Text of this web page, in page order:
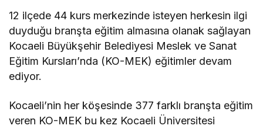
12 ilçede 44 kurs merkezinde isteyen herkesin ilgi
duyduğu branşta eğitim almasına olanak sağlayan
Kocaeli Büyükşehir Belediyesi Meslek ve Sanat
Eğitim Kursları’nda (KO-MEK) eğitimler devam
ediyor.
Kocaeli’nin her köşesinde 377 farklı branşta eğitim
veren KO-MEK bu kez Kocaeli Üniversitesi